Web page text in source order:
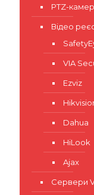
PTZ-
Відео
VIA
Ezviz
Dahua
HiLook
Ajax
Сервери